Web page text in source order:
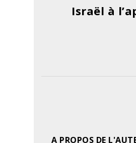
Israël à
A PROPOS DE